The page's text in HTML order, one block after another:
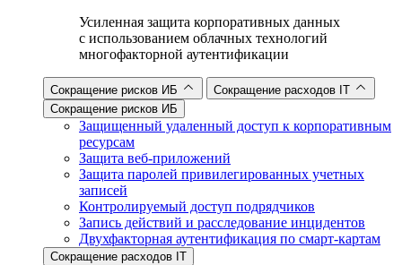
Усиленная защита корпоративных данных
с использованием облачных технологий
многофакторной аутентификации
Сокращение рисков ИБ
Сокращение расходов IT
Сокращение рисков ИБ
Защищенный удаленный доступ к корпоративным
ресурсам
Защита веб-приложений
Защита паролей привилегированных учетных
записей
Контролируемый доступ подрядчиков
Запись действий и расследование инцидентов
Двухфакторная аутентификация по смарт-картам
Сокращение расходов IT